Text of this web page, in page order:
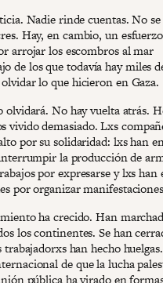
Nadie rinde cuentas. No
Hay, en cambio, un
arrojar los escombros al mar
de los que todavía hay miles
lo que hicieron en Gaza.
olvidará. No hay vuelta atrás.
vivido demasiado. Lxs
por su solidaridad: lxs han
la producción de
por expresarse y lxs han
por organizar
ha crecido. Han
los continentes. Se han
han hecho
de que la lucha
pública ha virado en